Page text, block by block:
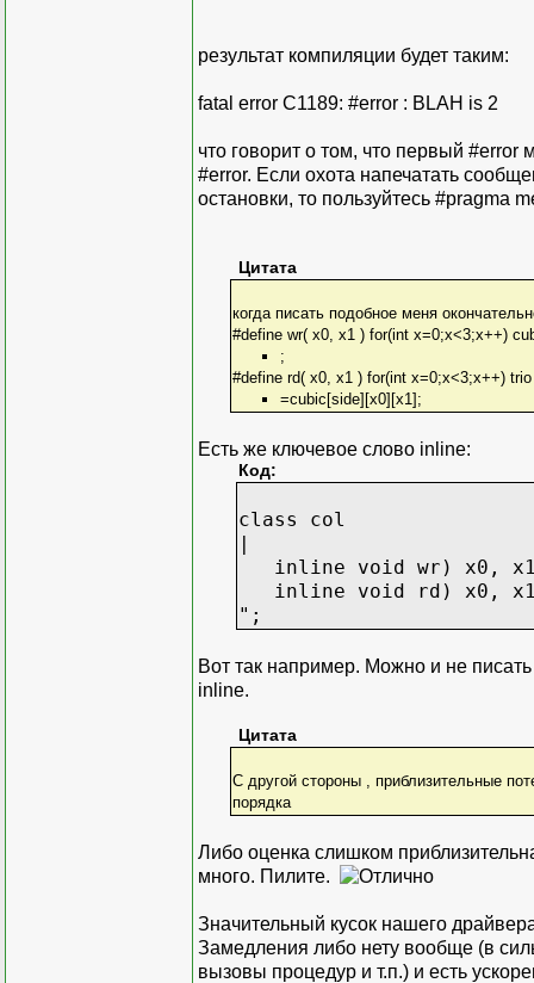
результат компиляции будет таким:
fatal error C1189: #error : BLAH is 2
что говорит о том, что первый
#error. Если охота напечатать
остановки, то пользуйтесь #pragma
Цитата
когда писать подобное меня
#define wr( x0, x1 ) for(int x=0;x<3;x++)
;
#define rd( x0, x1 ) for(int x=0;x<3;x++) trio
=cubic[side][x0][x1];
Есть же ключевое слово inline:
Код:
class col
|
inline void wr) x0, x1
inline void rd) x0, x1
";
Вот так например. Можно и не
inline.
Цитата
С другой стороны , приблизительные
порядка
Либо оценка слишком
много. Пилите.
Значительный кусок нашего
Замедления либо нету вообще (в
вызовы процедур и т.п.) и есть